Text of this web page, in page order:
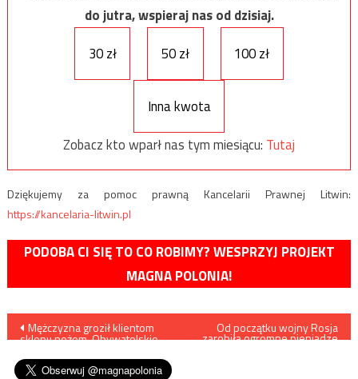
do jutra, wspieraj nas od dzisiaj.
30 zł
50 zł 100 zł
Inna kwota
Zobacz kto wparł nas tym miesiącu: Tutaj
Dziękujemy za pomoc prawną Kancelarii Prawnej Litwin:
https://kancelaria-litwin.pl
PODOBA CI SIĘ TO CO ROBIMY? WESPRZYJ PROJEKT
MAGNA POLONIA!
Nawigacja
wpisu
Mężczyzna groził klientom
sklepu nożem. Obywatelskie
Od początku wojny Rosja
zarobiła ogromne pieniądze